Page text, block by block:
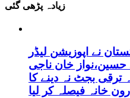
زیادہ پڑھی گئی
نے اپوزیشن لیڈر
حسین،نواز خان ناجی
ترقی بجٹ نہ دینے کا
خانہ فیصلہ کر لیا